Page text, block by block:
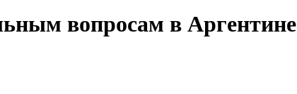
вопросам в Аргентине